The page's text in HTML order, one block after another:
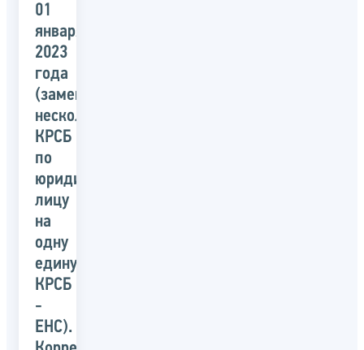
01
января
2023
года
(замена
нескольких
КРСБ
по
юридическому
лицу
на
одну
единую
КРСБ
-
ЕНС).